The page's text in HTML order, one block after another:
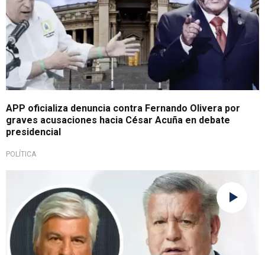
APP oficializa denuncia contra Fernando Olivera por
graves acusaciones hacia César Acuña en debate
presidencial
POLÍTICA